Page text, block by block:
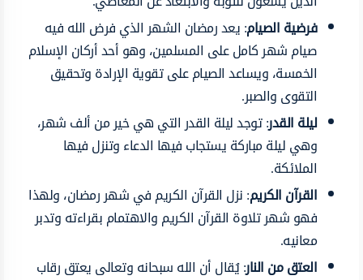
فرضية الصيام: يعد رمضان الشهر الذي فرض الله فيه
صيام شهر كامل على المسلمين، وهو أحد أركان الإسلام
الخمسة، ويساعد الصيام على تقوية الإرادة وتحقيق
التقوى والصبر.
ليلة القدر: توجد ليلة القدر التي هي خير من ألف شهر،
وهي ليلة مباركة يستجاب فيها الدعاء وتنزل فيها
الملائكة.
القرآن الكريم: نزل القرآن الكريم في شهر رمضان، ولهذا
فهو شهر تلاوة القرآن الكريم والاهتمام بقراءته وتدبر
معانيه.
العتق من النار: يُقال أن الله سبحانه وتعالى يعتق رقاب